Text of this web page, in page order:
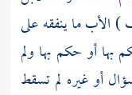
الأب ما ينفقه على
بها أو حكم بها ولم
أو غيره لم تسقط